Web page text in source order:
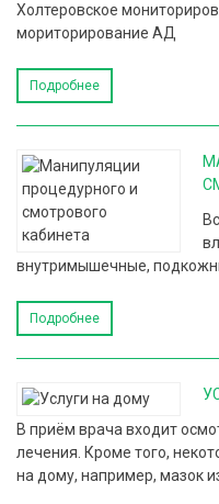
Холтеровское
мориторирование АД
Подробнее
внутримышечные,
Подробнее
В приём врача входит
лечения. Кроме того,
на дому, например, мазок